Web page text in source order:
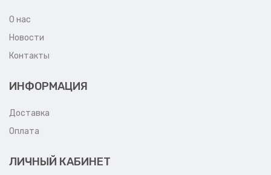
О нас
Новости
Контакты
ИНФОРМАЦИЯ
Доставка
Оплата
ЛИЧНЫЙ КАБИНЕТ